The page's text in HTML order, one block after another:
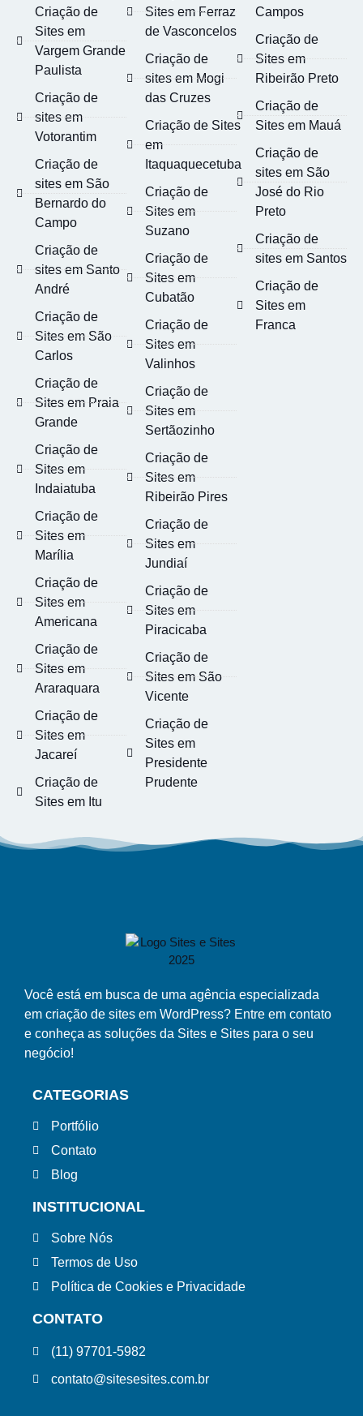
Criação de
Sites em
Vargem Grande
Paulista
Criação de
sites em
Votorantim
Criação de
sites em São
Bernardo do
Campo
Criação de
sites em Santo
André
Criação de
Sites em São
Carlos
Criação de
Sites em Praia
Grande
Criação de
Sites em
Indaiatuba
Criação de
Sites em
Marília
Criação de
Sites em
Americana
Criação de
Sites em
Araraquara
Criação de
Sites em
Jacareí
Criação de
Sites em Itu
Sites em Ferraz
de Vasconcelos
Criação de
sites em Mogi
das Cruzes
Criação de Sites
em
Itaquaquecetuba
Criação de
Sites em
Suzano
Criação de
Sites em
Cubatão
Criação de
Sites em
Valinhos
Criação de
Sites em
Sertãozinho
Criação de
Sites em
Ribeirão Pires
Criação de
Sites em
Jundiaí
Criação de
Sites em
Piracicaba
Criação de
Sites em São
Vicente
Criação de
Sites em
Presidente
Prudente
Campos
Criação de
Sites em
Ribeirão Preto
Criação de
Sites em Mauá
Criação de
sites em São
José do Rio
Preto
Criação de
sites em Santos
Criação de
Sites em
Franca
Você está em busca de uma agência especializada
em criação de sites em WordPress? Entre em contato
e conheça as soluções da Sites e Sites para o seu
negócio!
CATEGORIAS
Portfólio
Contato
Blog
INSTITUCIONAL
Sobre Nós
Termos de Uso
Política de Cookies e Privacidade
CONTATO
(11) 97701-5982
contato@sitesesites.com.br